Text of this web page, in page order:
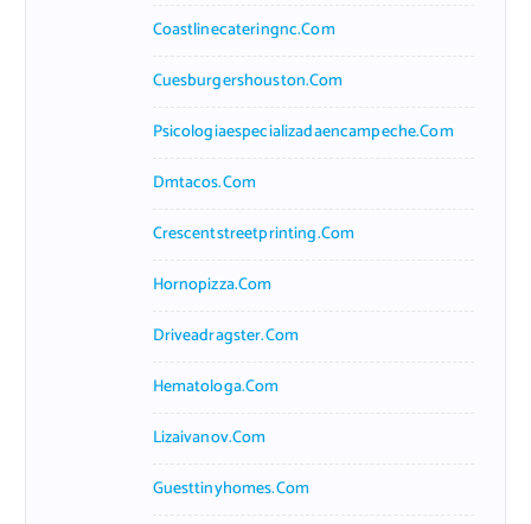
Coastlinecateringnc.com
Cuesburgershouston.com
Psicologiaespecializadaencampeche.com
Dmtacos.com
Crescentstreetprinting.com
Hornopizza.com
Driveadragster.com
Hematologa.com
Lizaivanov.com
Guesttinyhomes.com